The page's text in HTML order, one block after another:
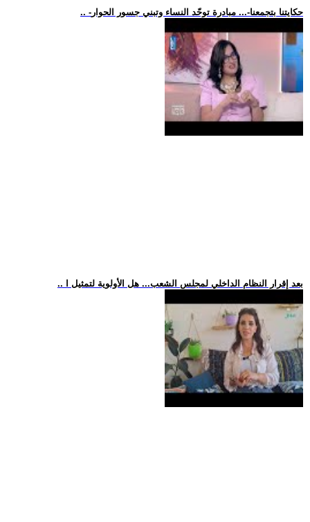
.. -حكايتنا بتجمعنا-... مبادرة توحّد النساء وتبني جسور الحوار
.. بعد إقرار النظام الداخلي لمجلس الشعب... هل الأولوية لتمثيل ا